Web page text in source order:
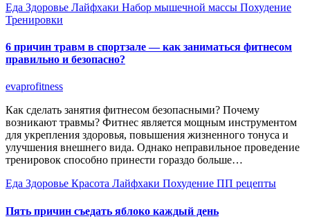
Еда Здоровье Лайфхаки Набор мышечной массы Похудение
Тренировки
6 причин травм в спортзале — как заниматься фитнесом
правильно и безопасно?
evaprofitness
Как сделать занятия фитнесом безопасными? Почему
возникают травмы? Фитнес является мощным инструментом
для укрепления здоровья, повышения жизненного тонуса и
улучшения внешнего вида. Однако неправильное проведение
тренировок способно принести гораздо больше…
Еда Здоровье Красота Лайфхаки Похудение ПП рецепты
Пять причин съедать яблоко каждый день